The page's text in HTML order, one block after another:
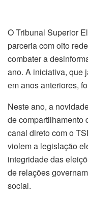
O Tribunal Superior
parceria com oito
combater a
ano. A iniciativa, que
em anos anteriores,
Neste ano, a
de compartilhamento
canal direto com o
violem a legislação
integridade das
de relações
social.